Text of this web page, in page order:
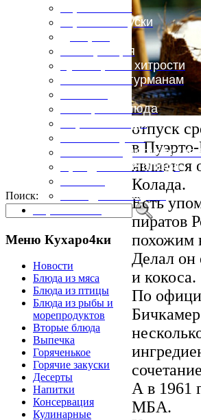
Горяченькое
Горячие закуски
Консервация
Кулинарные хитрости
Маленьким гурманам
Овощные блюда
Первые блюда
Полевая кухня
Постные и
Праздничные блюда
Холодные закуски
Поиск:
Меню Кухаро4ки
Новости
Блюда из мяса
Блюда из птицы
Блюда из рыбы и
морепродуктов
Вторые блюда
Выпечка
Горяченькое
Горячие закуски
Десерты
Напитки
Консервация
Кулинарные
отпуск
в
Колада.
Есть
пиратов
похожим
Делал он
и кокоса.
По
А в 1961
МБА.